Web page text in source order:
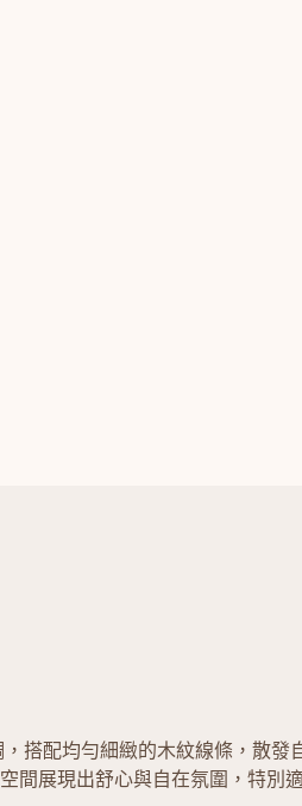
搭配均勻細緻的木紋線條，散發
間展現出舒心與自在氛圍，特別